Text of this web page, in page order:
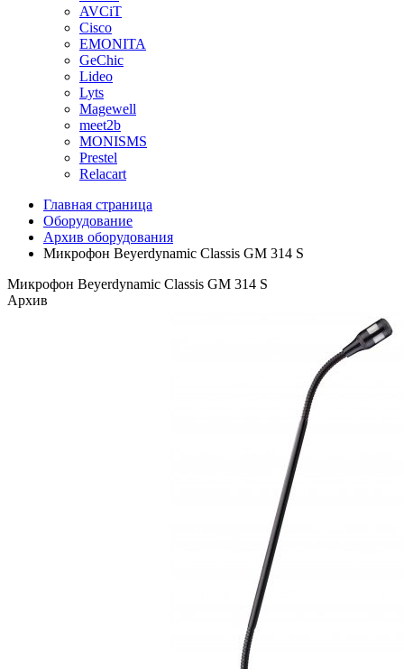
AVCiT
Cisco
EMONITA
GeChic
Lideo
Lyts
Magewell
meet2b
MONISMS
Prestel
Relacart
Главная страница
Оборудование
Архив оборудования
Микрофон Beyerdynamic Classis GM 314 S
Микрофон Beyerdynamic Classis GM 314 S
Архив